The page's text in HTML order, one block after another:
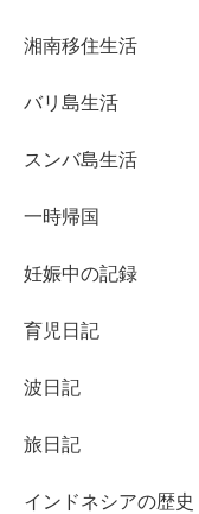
湘南移住生活
バリ島生活
スンバ島生活
一時帰国
妊娠中の記録
育児日記
波日記
旅日記
インドネシアの歴史